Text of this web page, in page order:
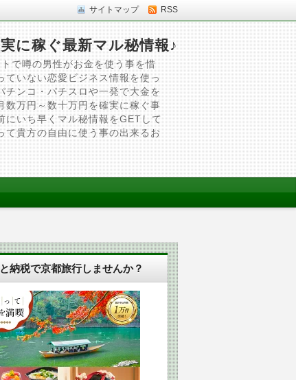
サイトマップ RSS
に稼ぐ最新マル秘情報♪
で噂の男性がお金を使う事を惜
ていない恋愛ビジネス情報を使っ
チンコ・パチスロや一発で大金を
数万円～数十万円を確実に稼ぐ事
にいち早くマル秘情報をGETして
て貴方の自由に使う事の出来るお
納税で京都旅行しませんか？